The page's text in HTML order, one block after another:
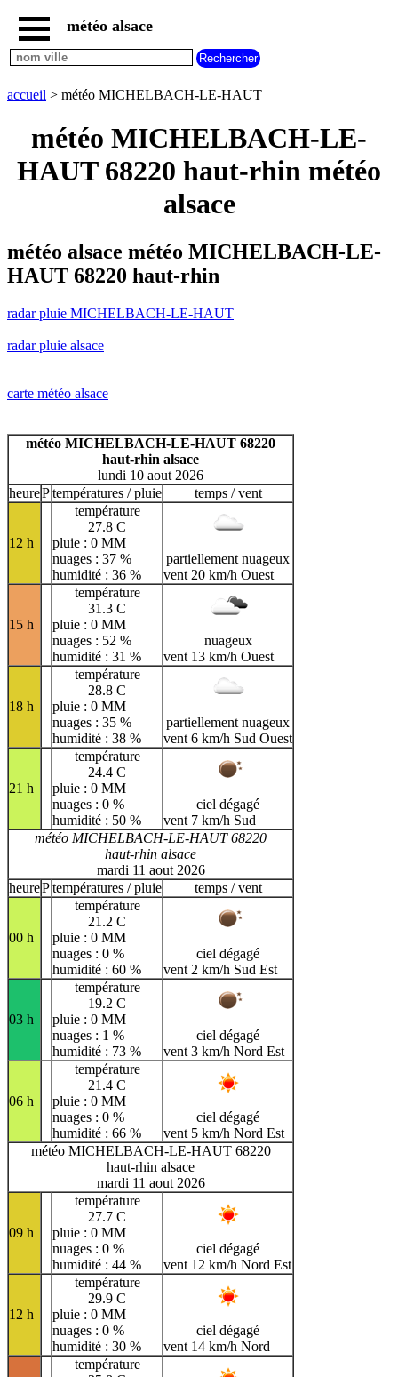
accueil
radar
MICHELBACH-
HAUT
météo
alsace
carte
météo
météo
A B C D E
H
I J K L M
N
S T
U
V
W X Y Z
météo alsace
accueil > météo MICHELBACH-LE-HAUT
météo MICHELBACH-LE-
HAUT 68220 haut-rhin météo
alsace
météo alsace météo MICHELBACH-LE-
HAUT 68220 haut-rhin
radar pluie MICHELBACH-LE-HAUT
radar pluie alsace
carte météo alsace
météo MICHELBACH-LE-HAUT 68220
haut-rhin alsace
lundi 10 aout 2026
heurePtempératures / pluie temps / vent
12 h
température
27.8 C
pluie : 0 MM
nuages : 37 %
humidité : 36 %
partiellement nuageux
vent 20 km/h Ouest
15 h
température
31.3 C
pluie : 0 MM
nuages : 52 %
humidité : 31 %
nuageux
vent 13 km/h Ouest
18 h
température
28.8 C
pluie : 0 MM
nuages : 35 %
humidité : 38 %
partiellement nuageux
vent 6 km/h Sud Ouest
21 h
température
24.4 C
pluie : 0 MM
nuages : 0 %
humidité : 50 %
ciel dégagé
vent 7 km/h Sud
météo MICHELBACH-LE-HAUT 68220
haut-rhin alsace
mardi 11 aout 2026
heurePtempératures / pluie temps / vent
00 h
température
21.2 C
pluie : 0 MM
nuages : 0 %
humidité : 60 %
ciel dégagé
vent 2 km/h Sud Est
03 h
température
19.2 C
pluie : 0 MM
nuages : 1 %
humidité : 73 %
ciel dégagé
vent 3 km/h Nord Est
06 h
température
21.4 C
pluie : 0 MM
nuages : 0 %
humidité : 66 %
ciel dégagé
vent 5 km/h Nord Est
météo MICHELBACH-LE-HAUT 68220
haut-rhin alsace
mardi 11 aout 2026
09 h
température
27.7 C
pluie : 0 MM
nuages : 0 %
humidité : 44 %
ciel dégagé
vent 12 km/h Nord Est
12 h
température
29.9 C
pluie : 0 MM
nuages : 0 %
humidité : 30 %
ciel dégagé
vent 14 km/h Nord
température